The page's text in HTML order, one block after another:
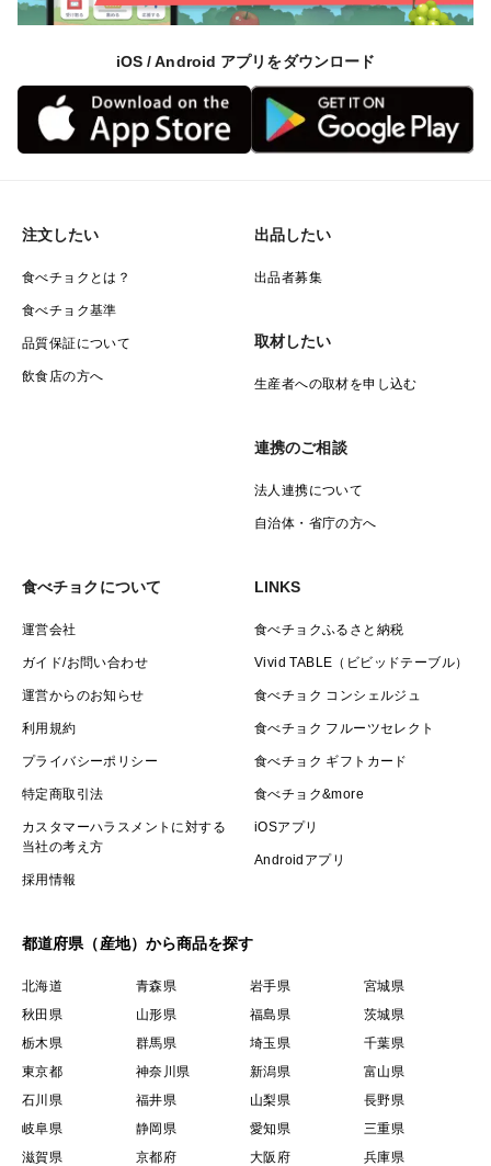
iOS / Android アプリをダウンロード
注文したい
食べチョクとは？
食べチョク基準
品質保証について
飲食店の方へ
出品したい
出品者募集
取材したい
生産者への取材を申し込む
連携のご相談
法人連携について
自治体・省庁の方へ
食べチョクについて
運営会社
ガイド/お問い合わせ
運営からのお知らせ
利用規約
プライバシーポリシー
特定商取引法
カスタマーハラスメントに対する
当社の考え方
採用情報
LINKS
食べチョクふるさと納税
Vivid TABLE（ビビッドテーブル）
食べチョク コンシェルジュ
食べチョク フルーツセレクト
食べチョク ギフトカード
食べチョク&more
iOSアプリ
Androidアプリ
都道府県（産地）から商品を探す
北海道 青森県 岩手県
宮城県
秋田県
山形県 福島県
茨城県
栃木県
群馬県 埼玉県
千葉県
東京都
神奈川県 新潟県
富山県
石川県
福井県 山梨県
長野県
岐阜県
静岡県 愛知県
三重県
滋賀県
京都府 大阪府 兵庫県